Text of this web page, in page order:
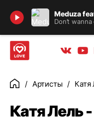
Meduza
Don’t
Найти
ГлавнаяАртисты Катя
Катя Лель